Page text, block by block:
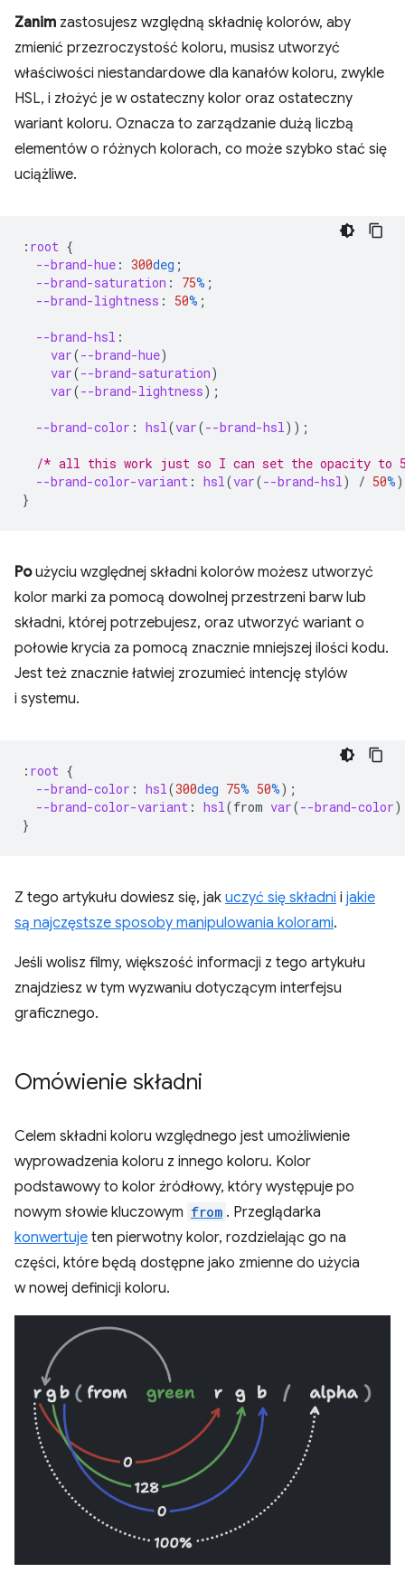
Zanim zastosujesz względną składnię kolorów, aby
zmienić przezroczystość koloru, musisz utworzyć
właściwości niestandardowe dla kanałów koloru, zwykle
HSL, i złożyć je w ostateczny kolor oraz ostateczny
wariant koloru. Oznacza to zarządzanie dużą liczbą
elementów o różnych kolorach, co może szybko stać się
uciążliwe.
: root {
--brand-hue : 300deg ;
--brand-saturation : 75% ;
--brand-lightness : 50% ;
--brand-hsl :
var(--brand-hue)
var(--brand-saturation)
var(--brand-lightness);
--brand-color : hsl(var(--brand-hsl));
/* all this work just so I can set the opacity to
--brand-color-variant : hsl(var(--brand-hsl) / 50%
}
Poużyciu względnej składni kolorów możesz utworzyć
kolor marki za pomocą dowolnej przestrzeni barw lub
składni, której potrzebujesz, oraz utworzyć wariant o
połowie krycia za pomocą znacznie mniejszej ilości kodu.
Jest też znacznie łatwiej zrozumieć intencję stylów
i systemu.
: root {
--brand-color : hsl(300deg 75% 50%);
--brand-color-variant : hsl(from var(--brand-color)
}
Z tego artykułu dowiesz się, jak uczyć się składni i jakie
są najczęstsze sposoby manipulowania kolorami.
Jeśli wolisz filmy, większość informacji z tego artykułu
znajdziesz w tym wyzwaniu dotyczącym interfejsu
graficznego.
Omówienie składni
Celem składni koloru względnego jest umożliwienie
wyprowadzenia koloru z innego koloru. Kolor
podstawowy to kolor źródłowy, który występuje po
nowym słowie kluczowym from . Przeglądarka
konwertuje ten pierwotny kolor, rozdzielając go na
części, które będą dostępne jako zmienne do użycia
w nowej definicji koloru.